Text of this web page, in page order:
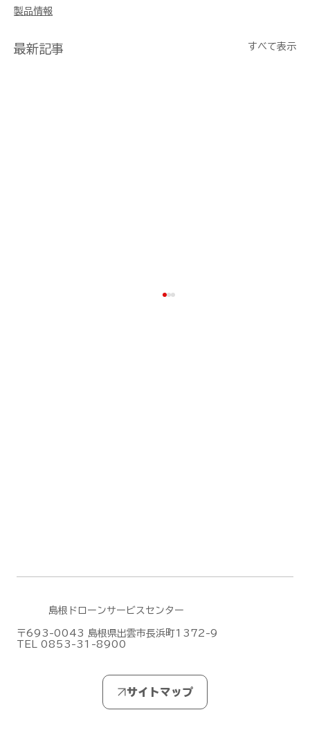
製品情報
最新記事 すべて表示
島根ドローンサービスセンター
〒693-0043 島根県出雲市長浜町1372-9
TEL 0853-31-8900